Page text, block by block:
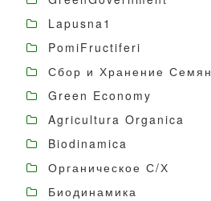
Lapusna1
PomiFructiferi
Сбор и Хранение Семян
Green Economy
Agricultura Organica
Biodinamica
Органическое С/Х
Биодинамика